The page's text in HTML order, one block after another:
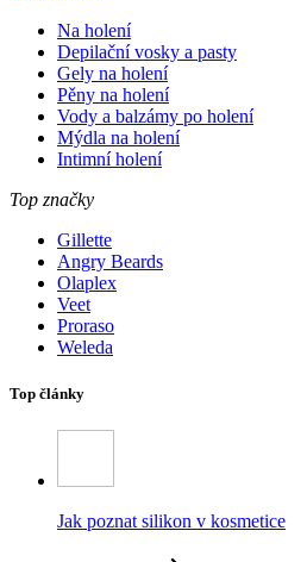
Na holení
Depilační vosky a pasty
Gely na holení
Pěny na holení
Vody a balzámy po holení
Mýdla na holení
Intimní holení
Top značky
Gillette
Angry Beards
Olaplex
Veet
Proraso
Weleda
Top články
Jak poznat silikon v kosmetice